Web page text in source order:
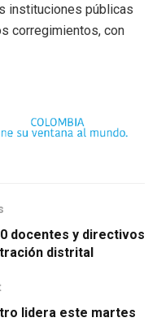
instituciones públicas
corregimientos, con
docentes y directivos
distrital
lidera este martes